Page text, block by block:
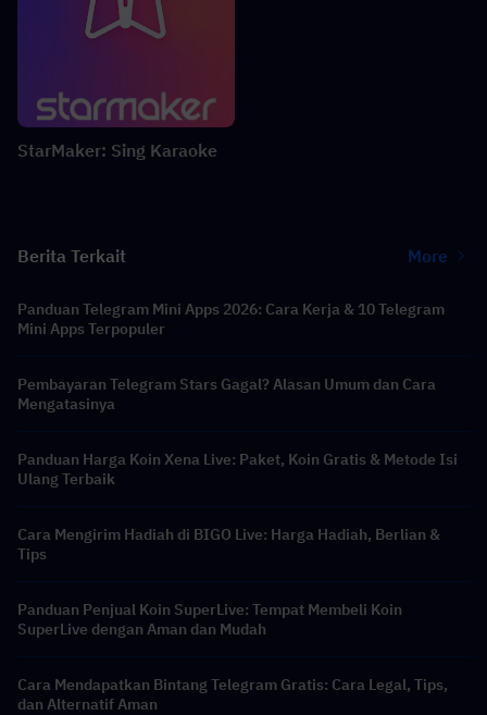
StarMaker: Sing Karaoke
Berita Terkait More
Panduan Telegram Mini Apps 2026: Cara Kerja & 10 Telegram
Mini Apps Terpopuler
Pembayaran Telegram Stars Gagal? Alasan Umum dan Cara
Mengatasinya
Panduan Harga Koin Xena Live: Paket, Koin Gratis & Metode Isi
Ulang Terbaik
Cara Mengirim Hadiah di BIGO Live: Harga Hadiah, Berlian &
Tips
Panduan Penjual Koin SuperLive: Tempat Membeli Koin
SuperLive dengan Aman dan Mudah
Cara Mendapatkan Bintang Telegram Gratis: Cara Legal, Tips,
dan Alternatif Aman